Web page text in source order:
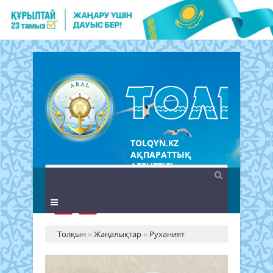
TOLQYN.KZ
АҚПАРАТТЫҚ
АГЕНТТІГІ
Толқын »Жаңалықтар » Руханият